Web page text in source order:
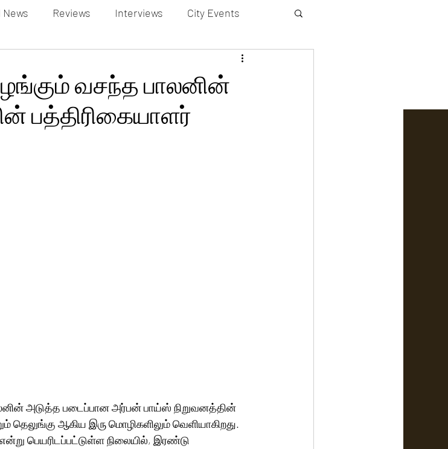
News Reviews Interviews City Events
actors gallery
வசந்த பாலனின்
பத்திரிகையாளர்
அடுத்த படைப்பான அர்பன் பாய்ஸ் நிறுவனத்தின்
தெலுங்கு ஆகிய இரு மொழிகளிலும் வெளியாகிறது.
பெயரிடப்பட்டுள்ள நிலையில், இரண்டு